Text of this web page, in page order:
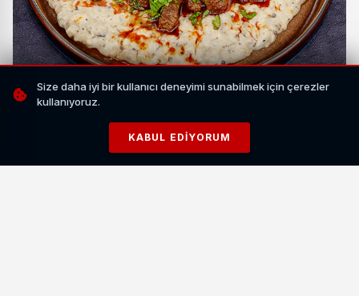
İLGİNİZİ ÇEKEBİLİR
Size daha iyi bir kullanıcı deneyimi sunabilmek için çerezler
kullanıyoruz.
KABUL EDIYORUM